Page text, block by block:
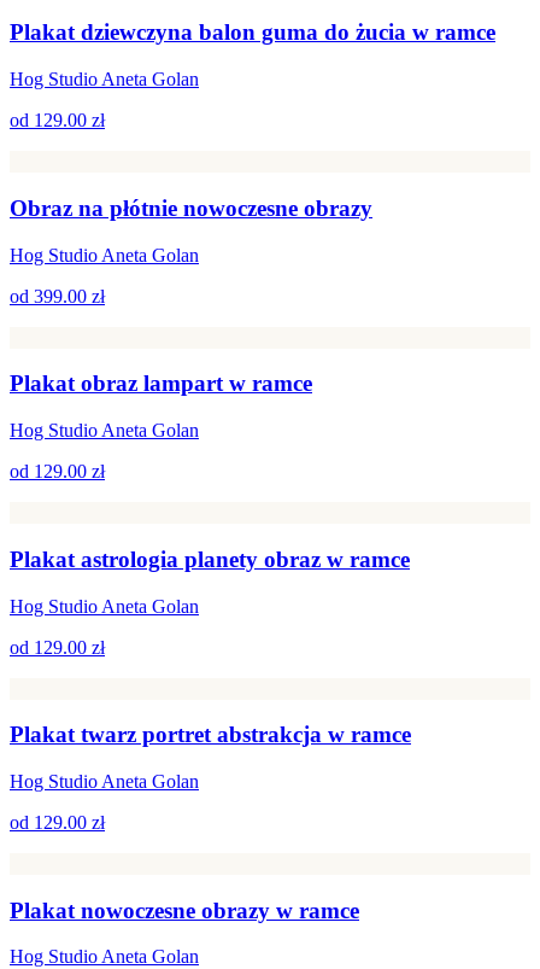
Plakat dziewczyna balon guma do żucia w ramce
Hog Studio Aneta Golan
od 129.00 zł
Obraz na płótnie nowoczesne obrazy
Hog Studio Aneta Golan
od 399.00 zł
Plakat obraz lampart w ramce
Hog Studio Aneta Golan
od 129.00 zł
Plakat astrologia planety obraz w ramce
Hog Studio Aneta Golan
od 129.00 zł
Plakat twarz portret abstrakcja w ramce
Hog Studio Aneta Golan
od 129.00 zł
Plakat nowoczesne obrazy w ramce
Hog Studio Aneta Golan